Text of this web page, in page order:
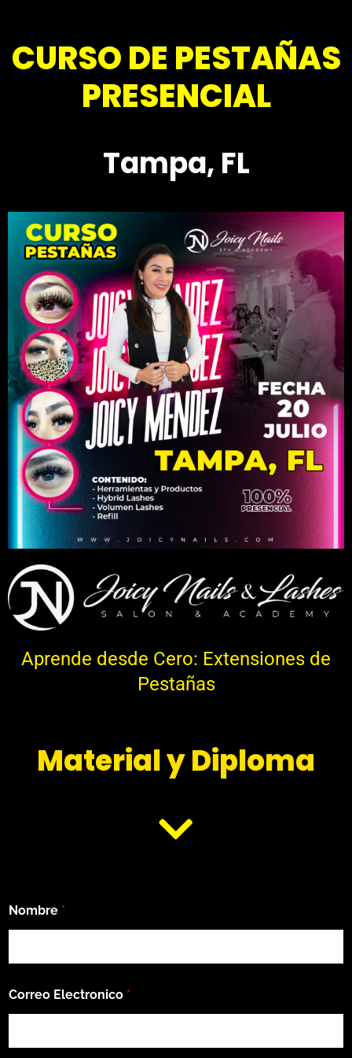
CURSO DE PESTAÑAS
PRESENCIAL
Tampa, FL
Aprende desde Cero: Extensiones de
Pestañas
Material y Diploma
Nombre *
o
r
Correo Electronico *